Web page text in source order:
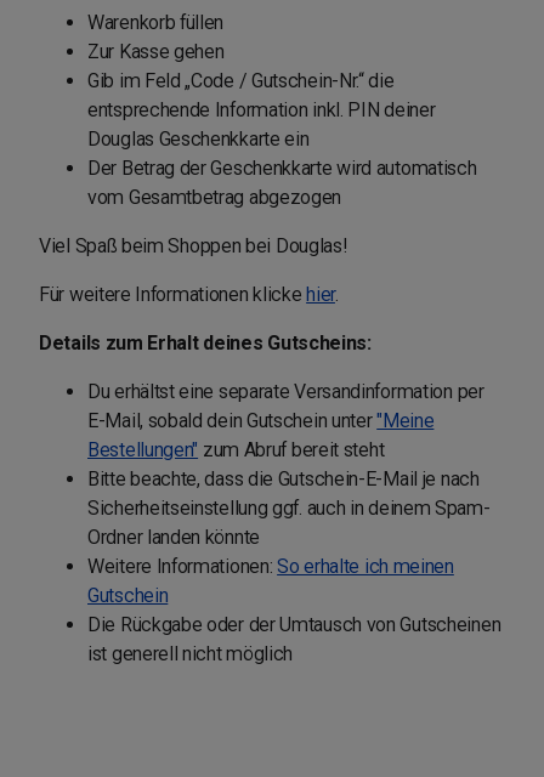
Warenkorb füllen
Zur Kasse gehen
Gib im Feld „Code / Gutschein-Nr.“ die
entsprechende Information inkl. PIN deiner
Douglas Geschenkkarte ein
Der Betrag der Geschenkkarte wird automatisch
vom Gesamtbetrag abgezogen
Viel Spaß beim Shoppen bei Douglas!
Für weitere Informationen klickehier.
Details zum Erhalt deines Gutscheins:
Du erhältst eine separate Versandinformation per
E-Mail, sobald dein Gutschein unter"Meine
Bestellungen" zum Abruf bereit steht
Bitte beachte, dass die Gutschein-E-Mail je nach
Sicherheitseinstellung ggf. auch in deinem Spam-
Ordner landen könnte
Weitere Informationen:So erhalte ich meinen
Gutschein
Die Rückgabe oder der Umtausch von Gutscheinen
ist generell nicht möglich